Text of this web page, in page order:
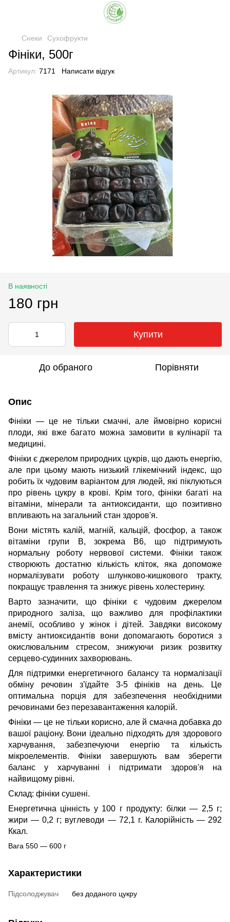
Снеки Сухофрукти
Фініки, 500г
Артикул: 7171 Написати відгук
В наявності
180 грн
Купити
До обраного Порівняти
Опис
Фініки — це не тільки смачні, але ймовірно корисні
плоди, які вже багато можна замовити в кулінарії та
медицині.
Фініки є джерелом природних цукрів, що дають енергію,
але при цьому мають низький глікемічний індекс, що
робить їх чудовим варіантом для людей, які піклуються
про рівень цукру в крові. Крім того, фініки багаті на
вітаміни, мінерали та антиоксиданти, що позитивно
впливають на загальний стан здоров'я.
Вони містять калій, магній, кальцій, фосфор, а також
вітаміни групи B, зокрема B6, що підтримують
нормальну роботу нервової системи. Фініки також
створюють достатню кількість кліток, яка допоможе
нормалізувати роботу шлунково-кишкового тракту,
покращує травлення та знижує рівень холестерину.
Варто зазначити, що фініки є чудовим джерелом
природного заліза, що важливо для профілактики
анемії, особливо у жінок і дітей. Завдяки високому
вмісту антиоксидантів вони допомагають боротися з
окислювальним стресом, знижуючи ризик розвитку
серцево-судинних захворювань.
Для підтримки енергетичного балансу та нормалізації
обміну речовин з'їдайте 3-5 фініків на день. Це
оптимальна порція для забезпечення необхідними
речовинами без перезавантаження калорій.
Фініки — це не тільки корисно, але й смачна добавка до
вашої раціону. Вони ідеально підходять для здорового
харчування, забезпечуючи енергію та кількість
мікроелементів. Фініки завершують вам зберегти
баланс у харчуванні і підтримати здоров'я на
найвищому рівні.
Склад: фініки сушені.
Енергетична цінність у 100 г продукту: білки — 2,5 г;
жири — 0,2 г; вуглеводи — 72,1 г. Калорійність — 292
Ккал.
Вага 550 — 600 г
Характеристики
Підсолоджувач без доданого цукру